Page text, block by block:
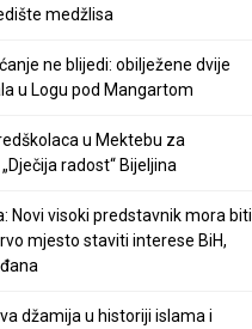
medžlisa
ne blijedi: obilježene dvije
u Logu pod Mangartom
u Mektebu za
radost“ Bijeljina
Novi visoki predstavnik mora biti
mjesto staviti interese BiH,
džamija u historiji islama i